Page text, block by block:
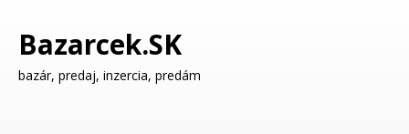
Bazarcek.SK
bazár, predaj, inzercia, predám